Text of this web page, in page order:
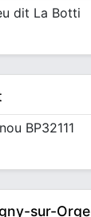
dit La Botti
BP32111
sur-Orge